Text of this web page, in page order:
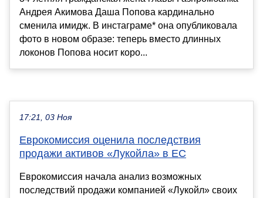
Андрея Акимова Даша Попова кардинально
сменила имидж. В инстаграме* она опубликовала
фото в новом образе: теперь вместо длинных
локонов Попова носит коро...
17:21, 03 Ноя
Еврокомиссия оценила последствия
продажи активов «Лукойла» в ЕС
Еврокомиссия начала анализ возможных
последствий продажи компанией «Лукойл» своих